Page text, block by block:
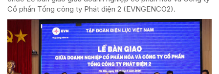
Cổ phần Tổng công ty Phát điện 2 (EVNGENCO2).